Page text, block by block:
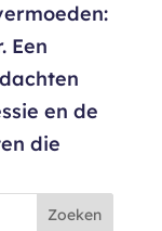
Een
en de
die